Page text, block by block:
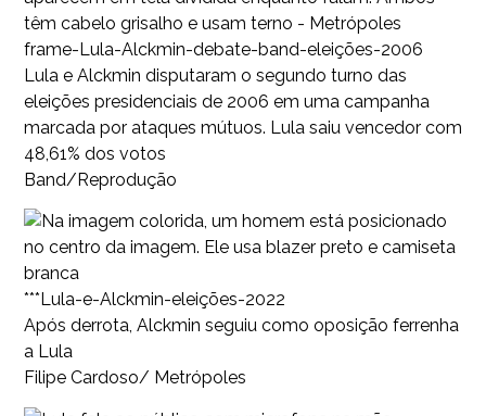
frame-Lula-Alckmin-debate-band-eleições-2006
Lula e Alckmin disputaram o segundo turno das
eleições presidenciais de 2006 em uma campanha
marcada por ataques mútuos. Lula saiu vencedor com
48,61% dos votos
Band/Reprodução
***Lula-e-Alckmin-eleições-2022
Após derrota, Alckmin seguiu como oposição ferrenha
a Lula
Filipe Cardoso/ Metrópoles